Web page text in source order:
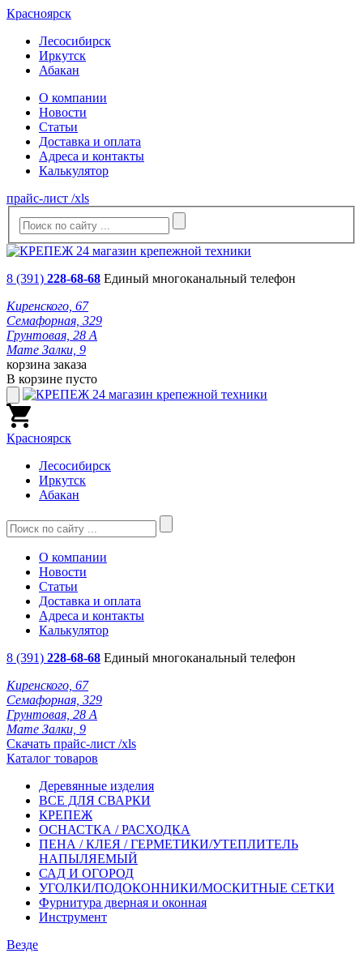
Красноярск
Лесосибирск
Иркутск
Абакан
О компании
Новости
Статьи
Доставка и оплата
Адреса и контакты
Калькулятор
прайс-лист /xls
8 (391) 228-68-68 Единый многоканальный телефон
Киренского, 67
Семафорная, 329
Грунтовая, 28 А
Мате Залки, 9
корзина заказа
В корзине пусто
Красноярск
Лесосибирск
Иркутск
Абакан
О компании
Новости
Статьи
Доставка и оплата
Адреса и контакты
Калькулятор
8 (391) 228-68-68 Единый многоканальный телефон
Киренского, 67
Семафорная, 329
Грунтовая, 28 А
Мате Залки, 9
Скачать прайс-лист /xls
Каталог товаров
Деревянные изделия
ВСЕ ДЛЯ СВАРКИ
КРЕПЕЖ
ОСНАСТКА / РАСХОДКА
ПЕНА / КЛЕЯ / ГЕРМЕТИКИ/УТЕПЛИТЕЛЬ
НАПЫЛЯЕМЫЙ
САД И ОГОРОД
УГОЛКИ/ПОДОКОННИКИ/МОСКИТНЫЕ СЕТКИ
Фурнитура дверная и оконная
Инструмент
Везде